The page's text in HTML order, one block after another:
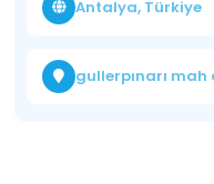
Antalya, Türkiye
gullerpınarı